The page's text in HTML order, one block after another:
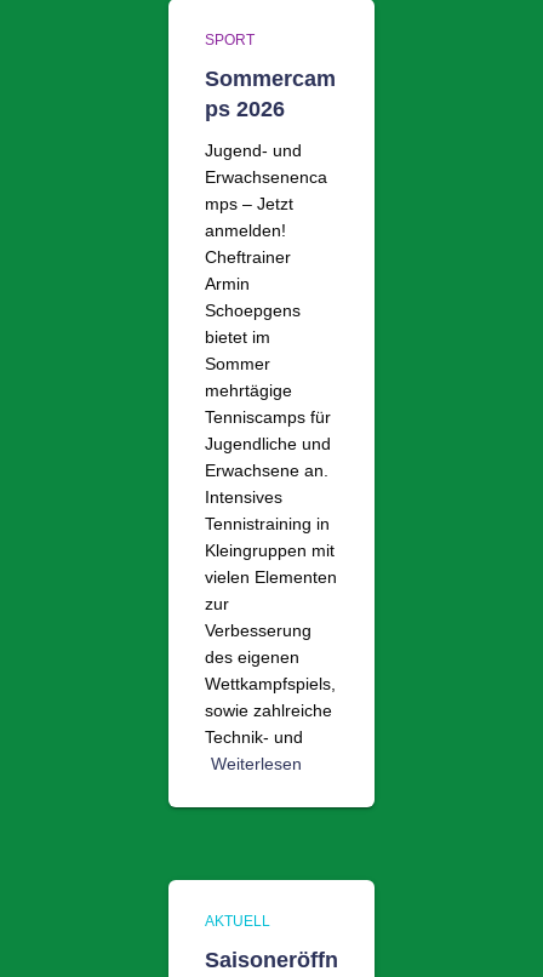
SPORT
Sommercam
ps 2026
Jugend- und
Erwachsenenca
mps – Jetzt
anmelden!
Cheftrainer
Armin
Schoepgens
bietet im
Sommer
mehrtägige
Tenniscamps für
Jugendliche und
Erwachsene an.
Intensives
Tennistraining in
Kleingruppen mit
vielen Elementen
zur
Verbesserung
des eigenen
Wettkampfspiels,
sowie zahlreiche
Technik- und
Weiterlesen
AKTUELL
Saisoneröffn